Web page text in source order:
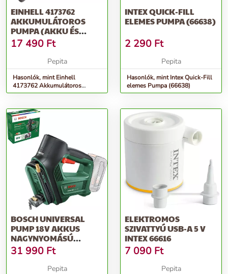
EINHELL 4173762
AKKUMULÁTOROS
PUMPA (AKKU ÉS
TÖLTŐ NÉLKÜL)
17 490 Ft
Pepita
Hasonlók, mint Einhell
4173762 Akkumulátoros
pumpa (Akku és töltő nélkül)
INTEX QUICK-FILL
ELEMES PUMPA (66638)
2 290 Ft
Pepita
Hasonlók, mint Intex Quick-Fill
elemes Pumpa (66638)
BOSCH UNIVERSAL
PUMP 18V AKKUS
NAGYNYOMÁSÚ
LÉGPUMPA, AKKU
NÉLKÜL...
31 990 Ft
Pepita
ELEKTROMOS
SZIVATTYÚ USB-A 5 V
INTEX 66616
7 090 Ft
Pepita